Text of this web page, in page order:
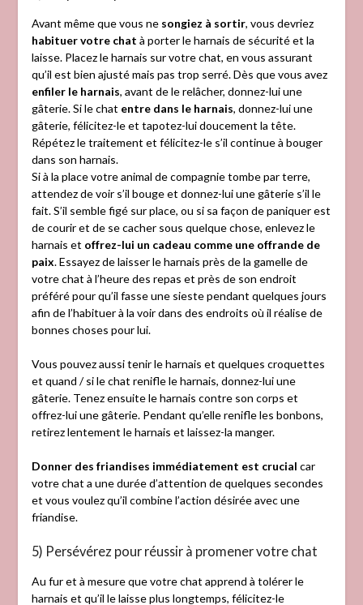
Avant même que vous ne songiez à sortir, vous devriez
habituer votre chat à porter le harnais de sécurité et la
laisse. Placez le harnais sur votre chat, en vous assurant
qu’il est bien ajusté mais pas trop serré. Dès que vous avez
enfiler le harnais, avant de le relâcher, donnez-lui une
gâterie. Si le chat entre dans le harnais, donnez-lui une
gâterie, félicitez-le et tapotez-lui doucement la tête.
Répétez le traitement et félicitez-le s’il continue à bouger
dans son harnais.
Si à la place votre animal de compagnie tombe par terre,
attendez de voir s’il bouge et donnez-lui une gâterie s’il le
fait. S’il semble figé sur place, ou si sa façon de paniquer est
de courir et de se cacher sous quelque chose, enlevez le
harnais et offrez-lui un cadeau comme une offrande de
paix. Essayez de laisser le harnais près de la gamelle de
votre chat à l’heure des repas et près de son endroit
préféré pour qu’il fasse une sieste pendant quelques jours
afin de l’habituer à la voir dans des endroits où il réalise de
bonnes choses pour lui.
Vous pouvez aussi tenir le harnais et quelques croquettes
et quand / si le chat renifle le harnais, donnez-lui une
gâterie. Tenez ensuite le harnais contre son corps et
offrez-lui une gâterie. Pendant qu’elle renifle les bonbons,
retirez lentement le harnais et laissez-la manger.
Donner des friandises immédiatement est crucial car
votre chat a une durée d’attention de quelques secondes
et vous voulez qu’il combine l’action désirée avec une
friandise.
5) Persévérez pour réussir à promener votre chat
Au fur et à mesure que votre chat apprend à tolérer le
harnais et qu’il le laisse plus longtemps, félicitez-le